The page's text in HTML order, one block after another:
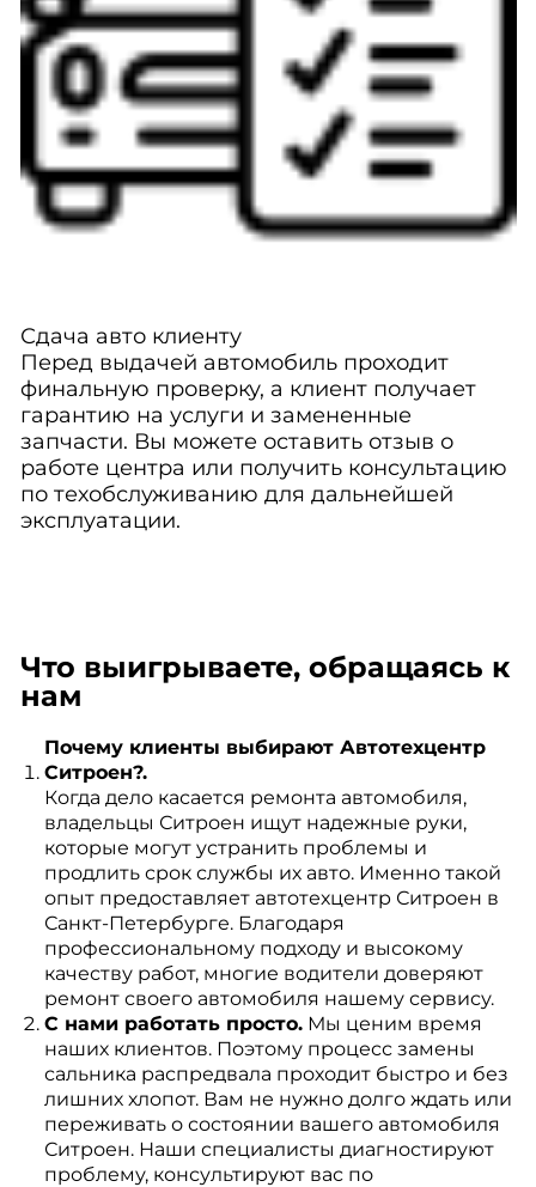
Сдача авто клиенту
Перед выдачей автомобиль проходит
финальную проверку, а клиент получает
гарантию на услуги и замененные
запчасти. Вы можете оставить отзыв о
работе центра или получить консультацию
по техобслуживанию для дальнейшей
эксплуатации.
Что выигрываете, обращаясь к
нам
Почему клиенты выбирают Автотехцентр
Ситроен?.
Когда дело касается ремонта автомобиля,
владельцы Ситроен ищут надежные руки,
которые могут устранить проблемы и
продлить срок службы их авто. Именно такой
опыт предоставляет автотехцентр Ситроен в
Санкт-Петербурге. Благодаря
профессиональному подходу и высокому
качеству работ, многие водители доверяют
ремонт своего автомобиля нашему сервису.
С нами работать просто.Мы ценим время
наших клиентов. Поэтому процесс замены
сальника распредвала проходит быстро и без
лишних хлопот. Вам не нужно долго ждать или
переживать о состоянии вашего автомобиля
Ситроен. Наши специалисты диагностируют
проблему, консультируют вас по